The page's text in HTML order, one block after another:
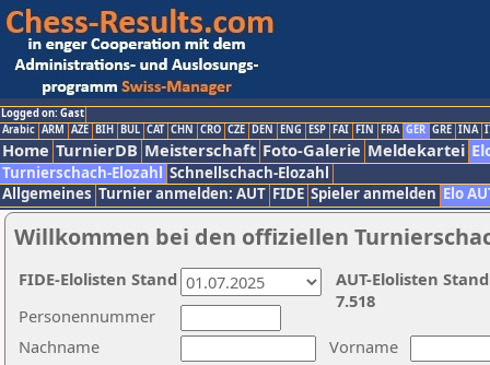
Logged on: Gast
Arabic ARM AZE BIH BUL CAT CHN CRO CZE DEN ENG ESP FAI FIN FRA GER GRE INA
Home TurnierDB Meisterschaft Foto-Galerie Meldekartei
Turnierschach-Elozahl Schnellschach-Elozahl
Allgemeines Turnier anmelden: AUT FIDE Spieler anmelden Elo
Willkommen bei den offiziellen
Nachname
Vorname
Personennummer
AUT-Elolisten
7.518
FIDE-Elolisten Stand